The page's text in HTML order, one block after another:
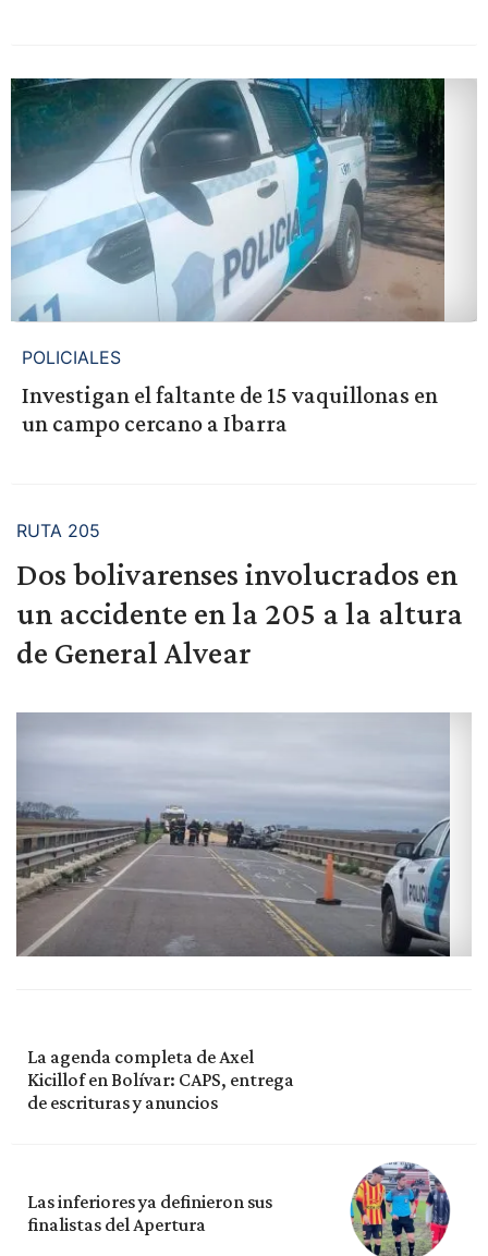
POLICIALES
Investigan el faltante de 15 vaquillonas en
un campo cercano a Ibarra
RUTA 205
Dos bolivarenses involucrados en
un accidente en la 205 a la altura
de General Alvear
La agenda completa de Axel
Kicillof en Bolívar: CAPS, entrega
de escrituras y anuncios
Las inferiores ya definieron sus
finalistas del Apertura